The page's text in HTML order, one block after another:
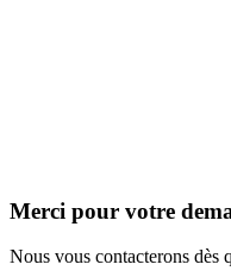
Merci pour votre
Nous vous contacterons dès